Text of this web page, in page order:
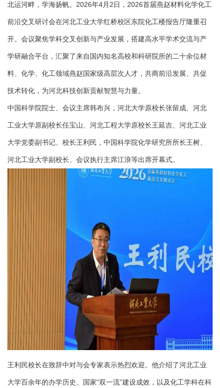
北运河畔，学海扬帆。2026年4月2日，2026首届燕赵材料化学化工
前沿交叉研讨会在河北工业大学红桥校区东院化工楼报告厅隆重召
开。会议聚焦学科交叉创新与产业发展，搭建高水平学术交流与产
学研融合平台，汇聚了来自国内知名高校和科研院所的二十余位材
料、化学、化工领域燕赵国家级高层次人才，共商前沿发展、共促
技术转化，为河北科技创新贡献智慧与力量。
中国科学院院士、会议主席韩布兴，河北大学原校长张留成、河北
工业大学原副校长任宝山、河北工程大学原校长王延吉、河北工业
大学党委副书记、校长王利民，中国科学院化学研究所所长王树、
河北工业大学副校长、会议执行主席江浪等出席开幕式。
王利民校长在致辞中对与会专家表示热烈欢迎。他介绍了河北工业
大学百余年的办学历史、国家“双一流”建设成效，以及化工学科在科